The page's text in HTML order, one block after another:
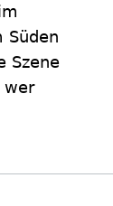
Süden
Szene
wer